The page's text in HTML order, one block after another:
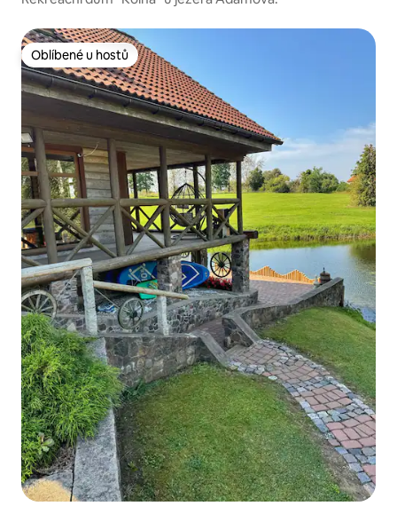
Oblíbené u hostů
Oblíbené u hostů